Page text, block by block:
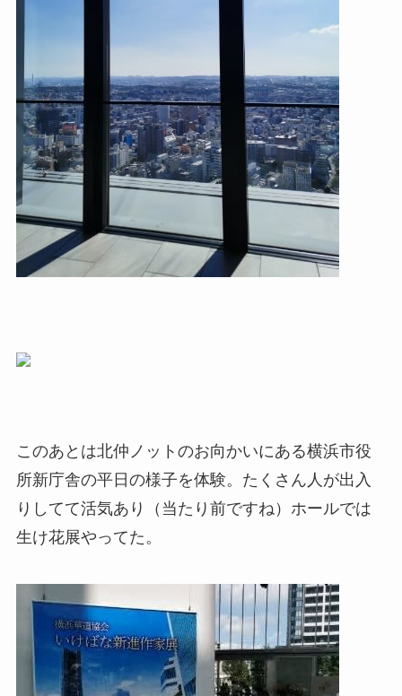
このあとは北仲ノットのお向かいにある横浜市役
所新庁舎の平日の様子を体験。たくさん人が出入
りしてて活気あり（当たり前ですね）ホールでは
生け花展やってた。